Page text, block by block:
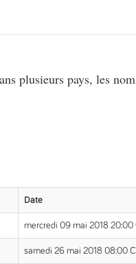
plusieurs pays, les
Date
mercredi 09 mai 2018 20:00
samedi 26 mai 2018 08:00